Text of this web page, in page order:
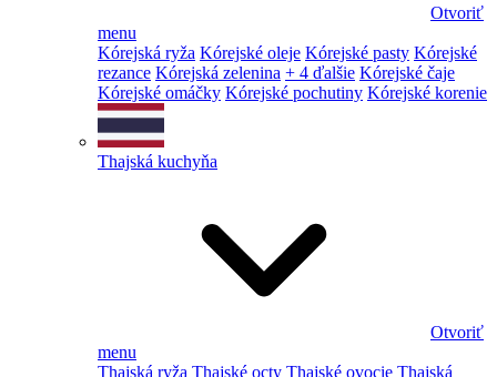
Otvoriť
menu
Kórejská ryža Kórejské oleje Kórejské pasty Kórejské
rezance Kórejská zelenina + 4 ďalšie Kórejské čaje
Kórejské omáčky Kórejské pochutiny Kórejské korenie
Thajská kuchyňa
Otvoriť
menu
Thajská ryža Thajské octy Thajské ovocie Thajská